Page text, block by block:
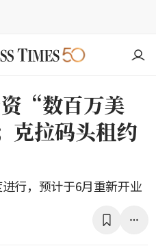
“数百万美
拉码头租约
行，预计于6月重新开业